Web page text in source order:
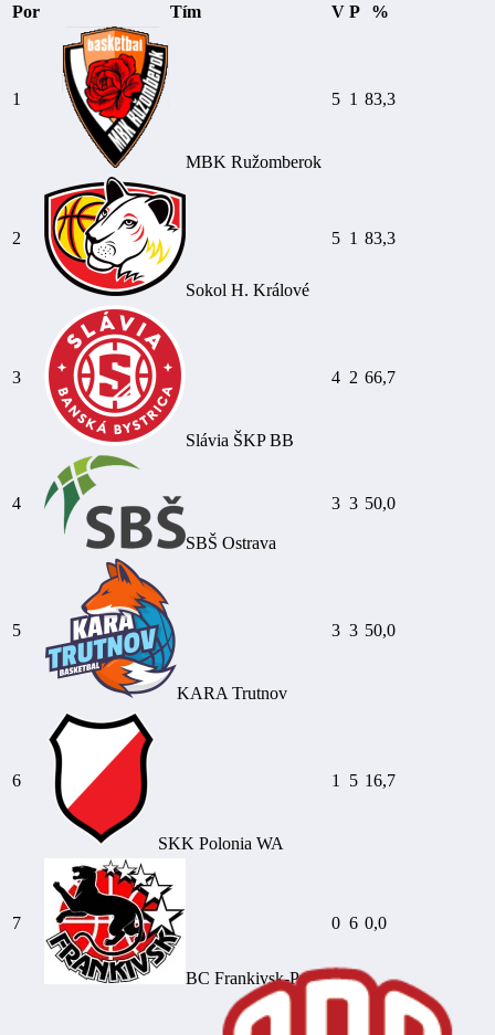
Por
Tím V P %
1
MBK Ružomberok
5 1 83,3
2
Sokol H. Králové
5 1 83,3
3
Slávia ŠKP BB
4 2 66,7
4
SBŠ Ostrava
3 3 50,0
5
KARA Trutnov
3 3 50,0
6
SKK Polonia WA
1 5 16,7
7
BC Frankivsk-Pryk.
0 6 0,0